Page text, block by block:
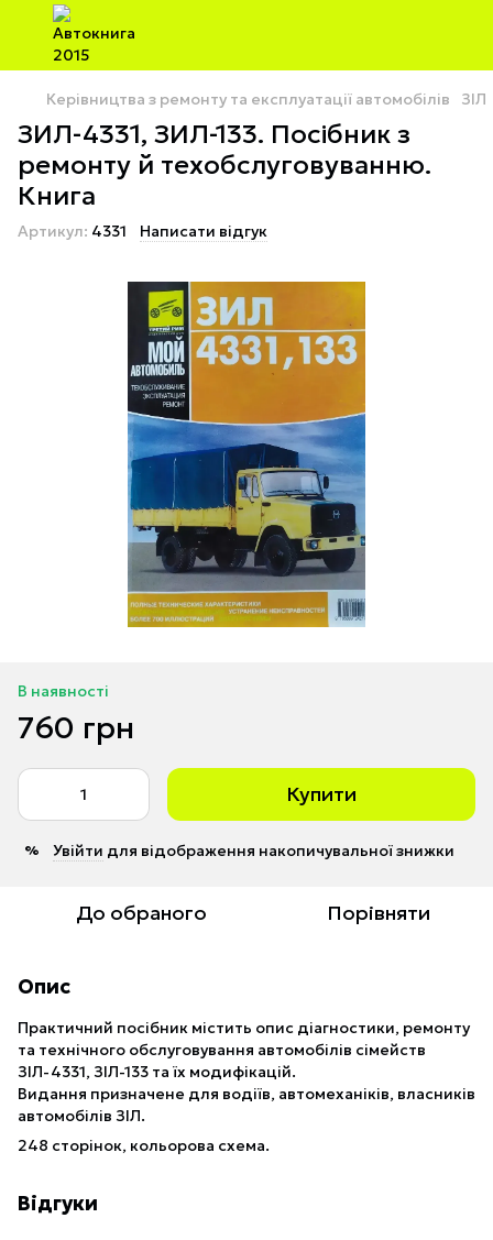
Керівництва з ремонту та експлуатації автомобілів ЗІЛ
ЗИЛ-4331, ЗИЛ-133. Посібник з
ремонту й техобслуговуванню.
Книга
Артикул: 4331 Написати відгук
В наявності
760 грн
Купити
% Увійти для відображення накопичувальної знижки
До обраного Порівняти
Опис
Практичний посібник містить опис діагностики, ремонту
та технічного обслуговування автомобілів сімейств
ЗІЛ-4331, ЗІЛ-133 та їх модифікацій.
Видання призначене для водіїв, автомеханіків, власників
автомобілів ЗІЛ.
248 сторінок, кольорова схема.
Відгуки